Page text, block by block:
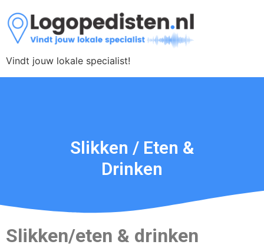
Vindt jouw lokale specialist!
Slikken / Eten &
Drinken
Slikken/eten & drinken